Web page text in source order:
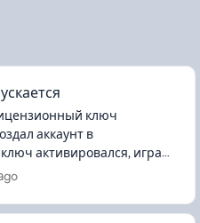
ключ
аккаунт в
активировался, игра
до момента запуска,